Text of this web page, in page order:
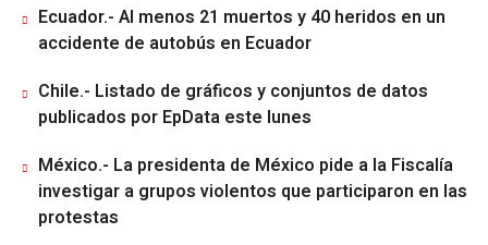
Ecuador.- Al menos 21 muertos y 40 heridos en un
accidente de autobús en Ecuador
Chile.- Listado de gráficos y conjuntos de datos
publicados por EpData este lunes
México.- La presidenta de México pide a la Fiscalía
investigar a grupos violentos que participaron en las
protestas